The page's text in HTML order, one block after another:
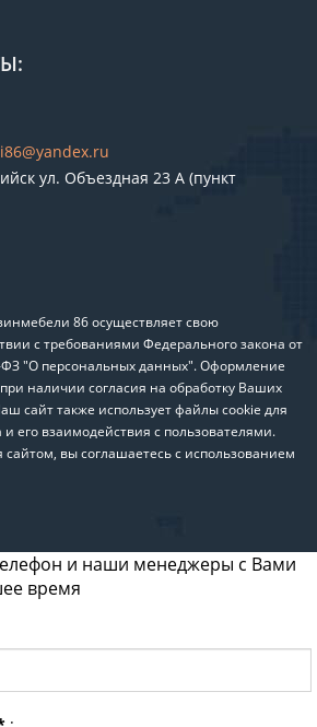
ул. Объездная 23 А (пункт
86 осуществляет свою
с требованиями Федерального закона от
"О персональных данных". Оформление
наличии согласия на обработку Ваших
сайт также использует файлы cookie для
его взаимодействия с пользователями.
сайтом, вы соглашаетесь с использованием
и наши менеджеры с Вами
время